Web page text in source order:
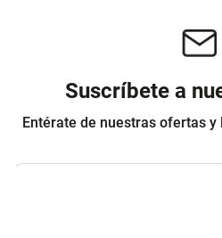
Suscríbete a
Entérate de nuestras ofertas